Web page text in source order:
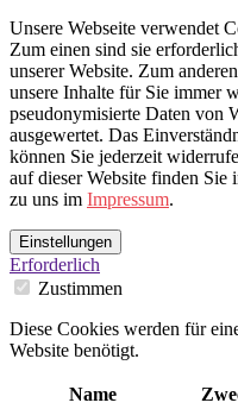
Unsere Webseite verwendet
Zum einen sind sie
unserer Website. Zum
unsere Inhalte für Sie immer
pseudonymisierte Daten von
ausgewertet. Das
können Sie jederzeit
auf dieser Website finden Sie
zu uns im Impressum.
Einstellungen
Erforderlich
Zustimmen
Diese Cookies werden für
Website benötigt.
Name